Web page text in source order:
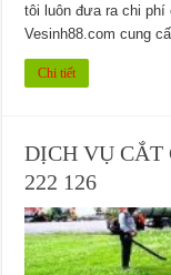
tôi luôn đưa ra chi phí
Vesinh88.com cung
Chi tiết
DỊCH VỤ CẮT
222 126